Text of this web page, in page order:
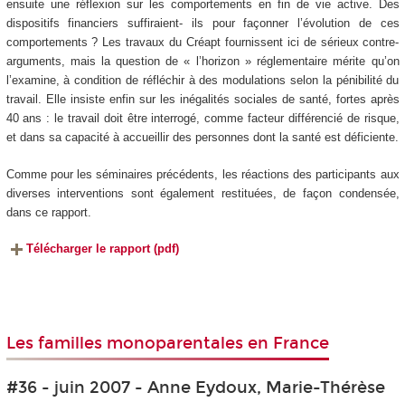
ensuite une réflexion sur les comportements en fin de vie active. Des
dispositifs financiers suffiraient- ils pour façonner l’évolution de ces
comportements ? Les travaux du Créapt fournissent ici de sérieux contre-
arguments, mais la question de « l’horizon » réglementaire mérite qu’on
l’examine, à condition de réfléchir à des modulations selon la pénibilité du
travail. Elle insiste enfin sur les inégalités sociales de santé, fortes après
40 ans : le travail doit être interrogé, comme facteur différencié de risque,
et dans sa capacité à accueillir des personnes dont la santé est déficiente.
Comme pour les séminaires précédents, les réactions des participants aux
diverses interventions sont également restituées, de façon condensée,
dans ce rapport.
Télécharger le rapport (pdf)
Les familles monoparentales en France
#36 - juin 2007 - Anne Eydoux, Marie-Thérèse